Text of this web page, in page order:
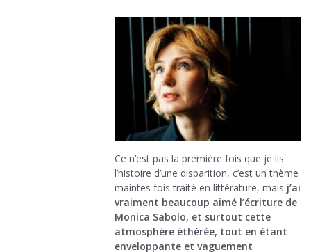
Ce n’est pas la première fois que je lis
l’histoire d’une disparition, c’est un thème
maintes fois traité en littérature, mais j’ai
vraiment beaucoup aimé l’écriture de
Monica Sabolo, et surtout cette
atmosphère éthérée, tout en étant
enveloppante et vaguement